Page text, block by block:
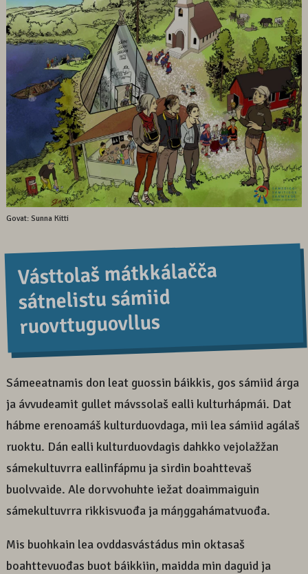
Govat: Sunna Kitti
Vásttolaš mátkkálačča
sátnelistu sámiid
ruovttuguovllus
Sámeeatnamis don leat guossin báikkis, gos sámiid árga
ja ávvudeamit gullet mávssolaš ealli kulturhápmái. Dat
hábme erenoamáš kulturduovdaga, mii lea sámiid agálaš
ruoktu. Dán ealli kulturduovdagis dahkko vejolažžan
sámekultuvrra eallinfápmu ja sirdin boahttevaš
buolvvaide. Ale dorvvohuhte iežat doaimmaiguin
sámekultuvrra rikkisvuođa ja máŋggahámatvuođa.
Mis buohkain lea ovddasvástádus min oktasaš
boahttevuođas buot báikkiin, maidda min daguid ja